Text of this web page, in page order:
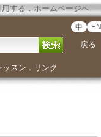
する．ホームページへ
中 EN
戻る
ッスン ． リンク